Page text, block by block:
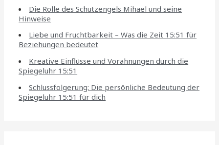
Die Rolle des Schutzengels Mihael und seine
Hinweise
Liebe und Fruchtbarkeit – Was die Zeit 15:51 für
Beziehungen bedeutet
Kreative Einflüsse und Vorahnungen durch die
Spiegeluhr 15:51
Schlussfolgerung: Die persönliche Bedeutung der
Spiegeluhr 15:51 für dich